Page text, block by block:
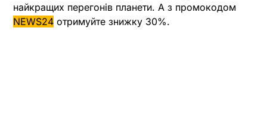
найкращих перегонів планети. А з промокодом
NEWS24 отримуйте знижку 30%.